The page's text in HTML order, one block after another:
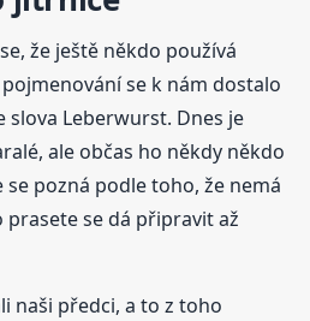
že ještě někdo používá
pojmenování se k nám dostalo
slova Leberwurst. Dnes je
ale občas ho někdy někdo
pozná podle toho, že nemá
se dá připravit až
naši předci, a to z toho